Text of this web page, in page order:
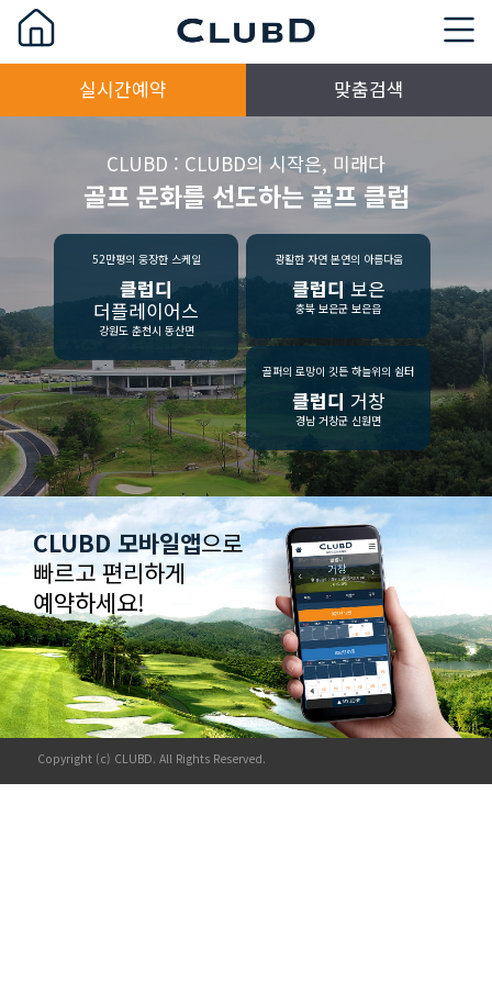
실시간예약 맞춤검색
CLUBD : CLUBD의 시작은, 미래다
골프 문화를 선도하는 골프 클럽
52만평의 웅장한 스케일
클럽디
더플레이어스
강원도 춘천시 동산면
광활한 자연 본연의 아름다움
클럽디 보은
충북 보은군 보은읍
골퍼의 로망이 깃든 하늘위의 쉼터
클럽디 거창
경남 거창군 신원면
CLUBD 모바일앱으로
빠르고 편리하게
예약하세요!
Copyright (c) CLUBD. All Rights Reserved.